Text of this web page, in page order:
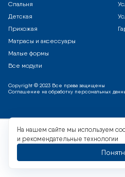
Спальня
Детская
Прихожая
Матрасы и аксессуары
Малые формы
Все модули
Copyright © 2023 Все права защищены
Соглашение на обработку персональных
На нашем сайте мы используем
и рекомендательные технологии